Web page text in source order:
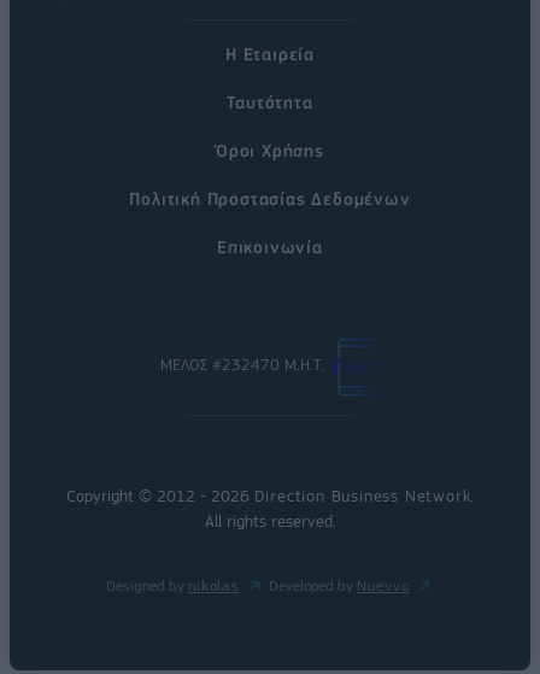
Η Εταιρεία
Ταυτότητα
Όροι Χρήσης
Πολιτική Προστασίας Δεδομένων
Επικοινωνία
ΜΕΛΟΣ #232470 Μ.Η.Τ.
Copyright © 2012 - 2026 Direction Business Network
All rights reserved.
Designed by nikolas Developed by Nuevvo